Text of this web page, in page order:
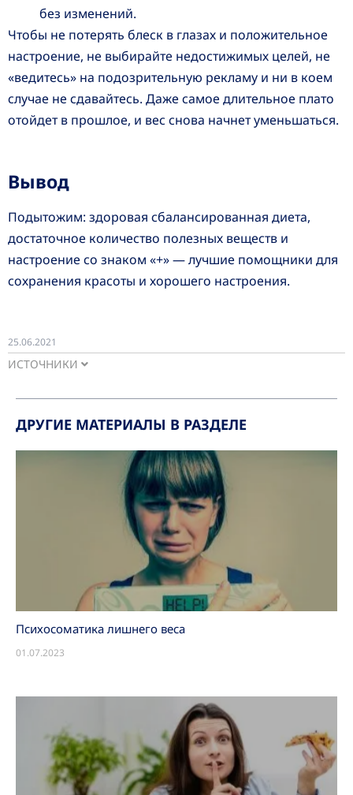
без изменений.
Чтобы не потерять блеск в глазах и положительное
настроение, не выбирайте недостижимых целей, не
«ведитесь» на подозрительную рекламу и ни в коем
случае не сдавайтесь. Даже самое длительное плато
отойдет в прошлое, и вес снова начнет уменьшаться.
Вывод
Подытожим: здоровая сбалансированная диета,
достаточное количество полезных веществ и
настроение со знаком «+» — лучшие помощники для
сохранения красоты и хорошего настроения.
25.06.2021
ИСТОЧНИКИ
ДРУГИЕ МАТЕРИАЛЫ В РАЗДЕЛЕ
Психосоматика лишнего веса
01.07.2023